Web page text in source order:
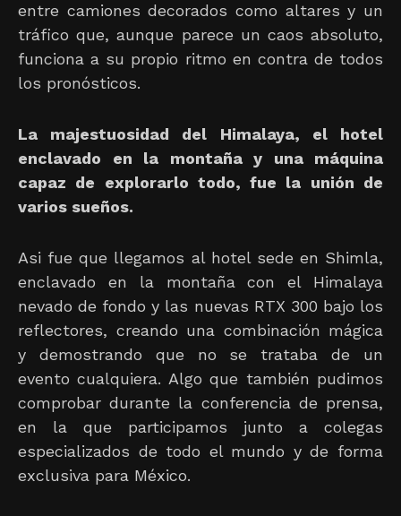
entre camiones decorados como altares y un
tráfico que, aunque parece un caos absoluto,
funciona a su propio ritmo en contra de todos
los pronósticos.
La majestuosidad del Himalaya, el hotel
enclavado en la montaña y una máquina
capaz de explorarlo todo, fue la unión de
varios sueños.
Asi fue que llegamos al hotel sede en Shimla,
enclavado en la montaña con el Himalaya
nevado de fondo y las nuevas RTX 300 bajo los
reflectores, creando una combinación mágica
y demostrando que no se trataba de un
evento cualquiera. Algo que también pudimos
comprobar durante la conferencia de prensa,
en la que participamos junto a colegas
especializados de todo el mundo y de forma
exclusiva para México.